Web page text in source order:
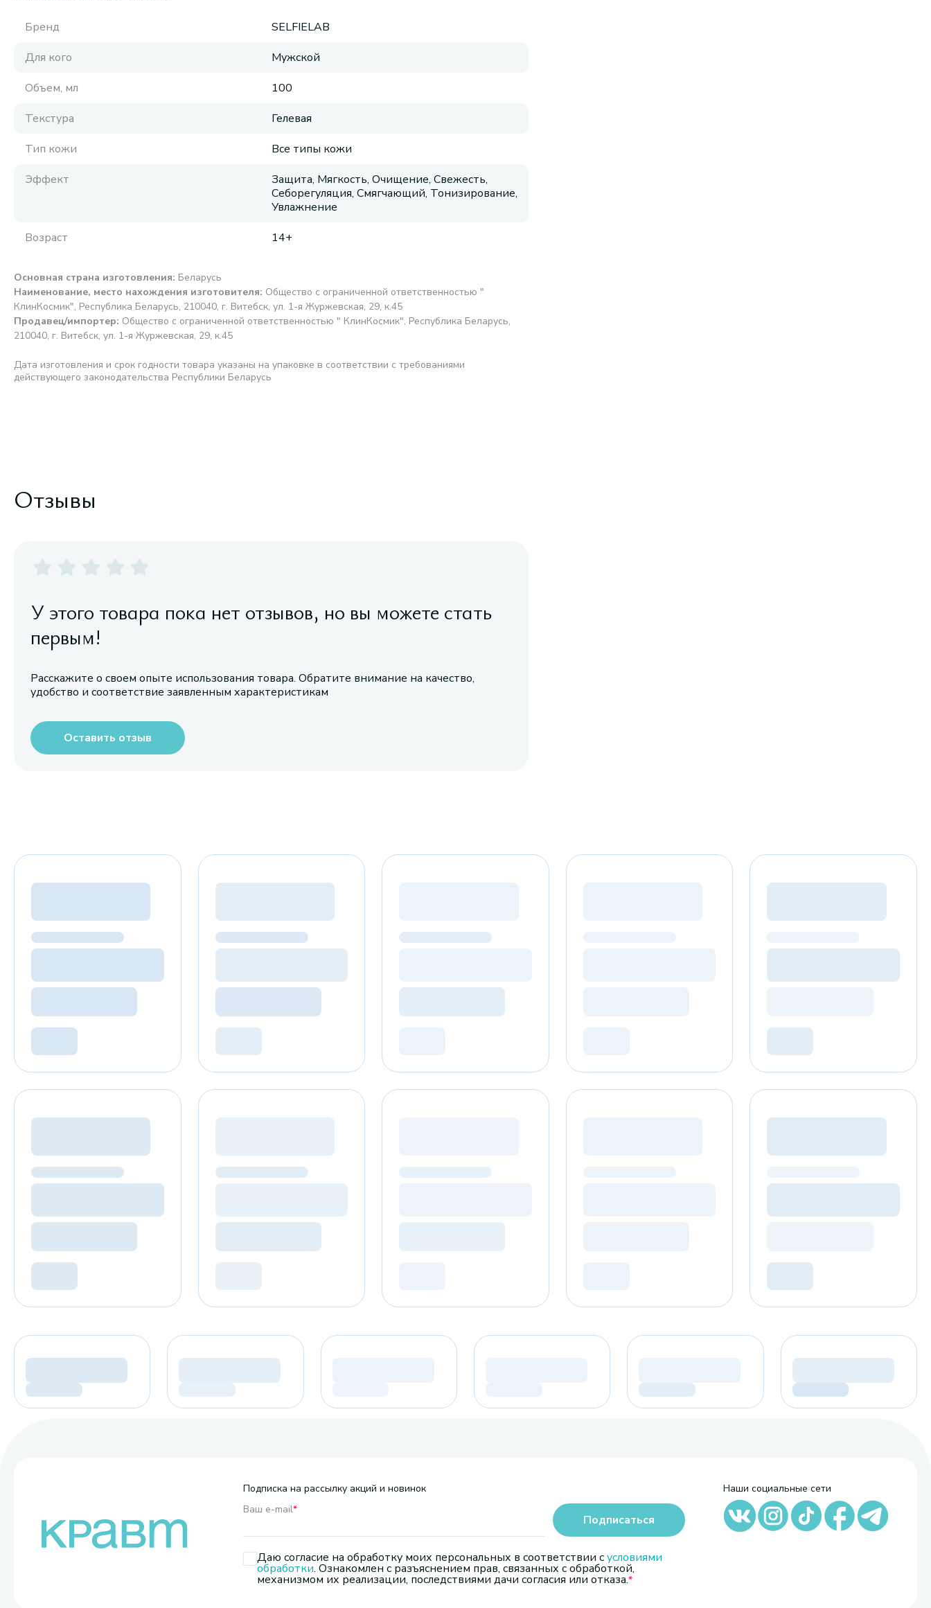
Бренд
SELFIELAB
Для кого
Мужской
Объем, мл
100
Текстура
Гелевая
Тип кожи
Все типы кожи
Эффект
Защита, Мягкость, Очищение, Свежесть,
Себорегуляция, Смягчающий, Тонизирование,
Увлажнение
Возраст
14+
Основная страна изготовления: Беларусь
Наименование, место нахождения изготовителя: Общество с ограниченной ответственностью "
КлинКосмик", Республика Беларусь, 210040, г. Витебск, ул. 1-я Журжевская, 29, к.45
Продавец/импортер: Общество с ограниченной ответственностью " КлинКосмик", Республика Беларусь,
210040, г. Витебск, ул. 1-я Журжевская, 29, к.45
Дата изготовления и срок годности товара указаны на упаковке в соответствии с требованиями
действующего законодательства Республики Беларусь
Отзывы
У этого товара пока нет отзывов, но вы можете стать
первым!
Расскажите о своем опыте использования товара. Обратите внимание на качество,
удобство и соответствие заявленным характеристикам
Оставить отзыв
Подписка на рассылку акций и новинок
Ваш e-mail*
Даю согласие на обработку моих персональных в соответствии сусловиями
обработки. Ознакомлен с разъяснением прав, связанных с обработкой,
механизмом их реализации, последствиями дачи согласия или отказа.
Подписаться
Наши социальные сети